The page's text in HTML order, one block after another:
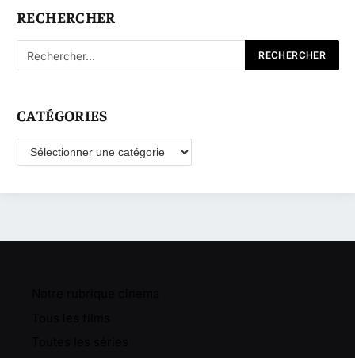
RECHERCHER
CATÉGORIES
Catégories